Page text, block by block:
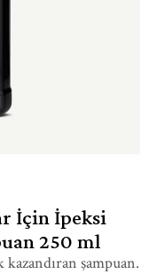
İçin İpeksi
250 ml
şampuan.